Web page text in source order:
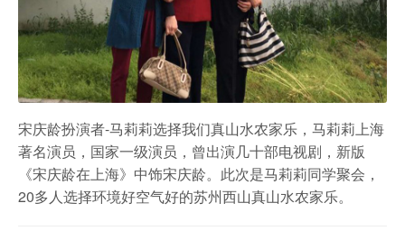
宋庆龄扮演者-马莉莉选择我们真山水农家乐，马莉莉上海
著名演员，国家一级演员，曾出演几十部电视剧，新版
《宋庆龄在上海》中饰宋庆龄。此次是马莉莉同学聚会，
20多人选择环境好空气好的苏州西山真山水农家乐。